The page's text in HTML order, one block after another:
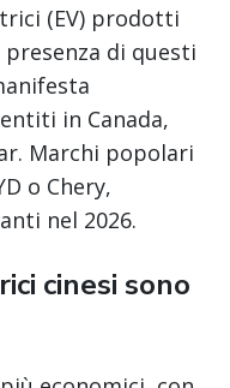
(EV) prodotti
presenza di questi
in Canada,
Marchi popolari
o Chery,
nel 2026.
cinesi sono